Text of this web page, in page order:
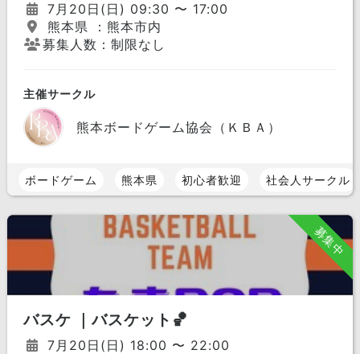
7月20日(日) 09:30 〜 17:00
熊本県 ：熊本市内
募集人数：制限なし
主催サークル
熊本ボードゲーム協会（ＫＢＡ）
ボードゲーム 熊本県 初心者歓迎 社会人サークル
募集中
バスケ ｜バスケット🏀
7月20日(日) 18:00 〜 22:00